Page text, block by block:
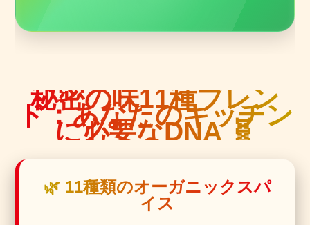
秘密の味11種ブレン
ド：あなたのキッチン
に必要なDNA 🧬
🌿 11種類のオーガニックスパ
イス